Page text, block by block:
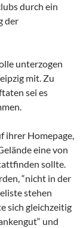
durch ein
der
unterzogen
mit. Zu
sei es
ihrer Homepage,
eine von
sollte.
“nicht in der
stehen
sich gleichzeitig
und